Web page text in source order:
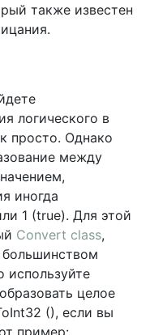
также известен
логического в
просто. Однако
между
иногда
1 (true). Для этой
Convert class,
используйте
целое
(), если вы
пример: